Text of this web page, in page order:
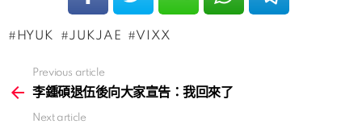
HYUK JUKJAE VIXX
more
Previous article
李鍾碩退伍後向大家宣告：我回來了
Next article